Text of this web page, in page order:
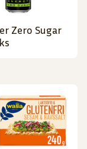
Zero Sugar